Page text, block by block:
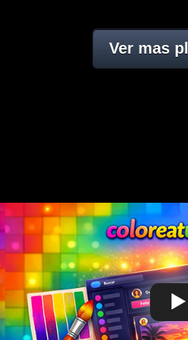
Ver mas